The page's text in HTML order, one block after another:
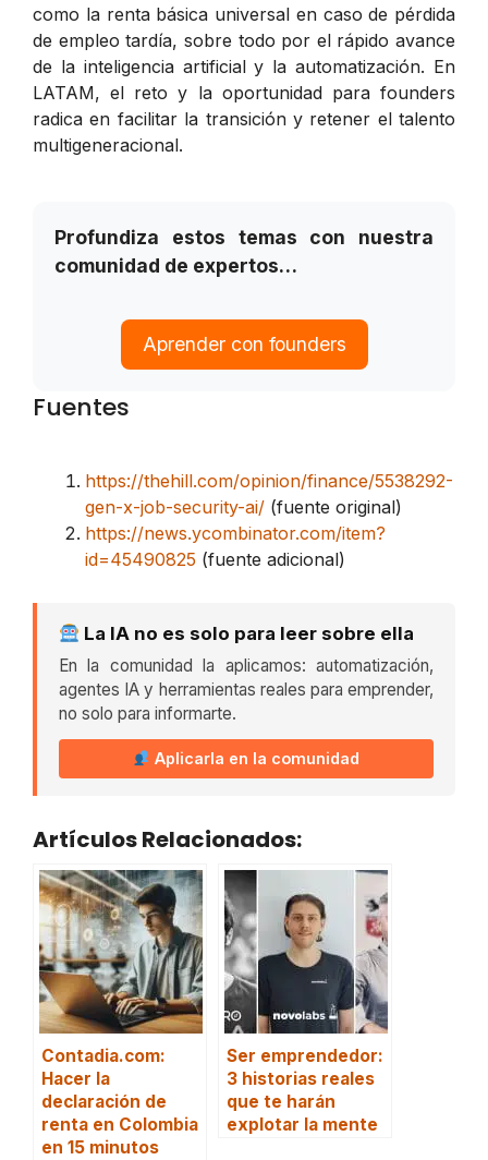
como la renta básica universal en caso de pérdida
de empleo tardía, sobre todo por el rápido avance
de la inteligencia artificial y la automatización. En
LATAM, el reto y la oportunidad para founders
radica en facilitar la transición y retener el talento
multigeneracional.
Profundiza estos temas con nuestra
comunidad de expertos…
Aprender con founders
Fuentes
https://thehill.com/opinion/finance/5538292-
gen-x-job-security-ai/ (fuente original)
https://news.ycombinator.com/item?
id=45490825 (fuente adicional)
La IA no es solo para leer sobre ella
En la comunidad la aplicamos: automatización,
agentes IA y herramientas reales para emprender,
no solo para informarte.
Aplicarla en la comunidad
Artículos Relacionados:
Contadia.com:
Hacer la
declaración de
renta en Colombia
en 15 minutos
Ser emprendedor:
3 historias reales
que te harán
explotar la mente